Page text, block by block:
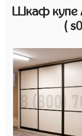
Шкаф купе
(